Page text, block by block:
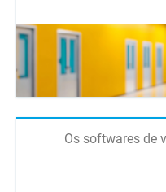
Os softwares de